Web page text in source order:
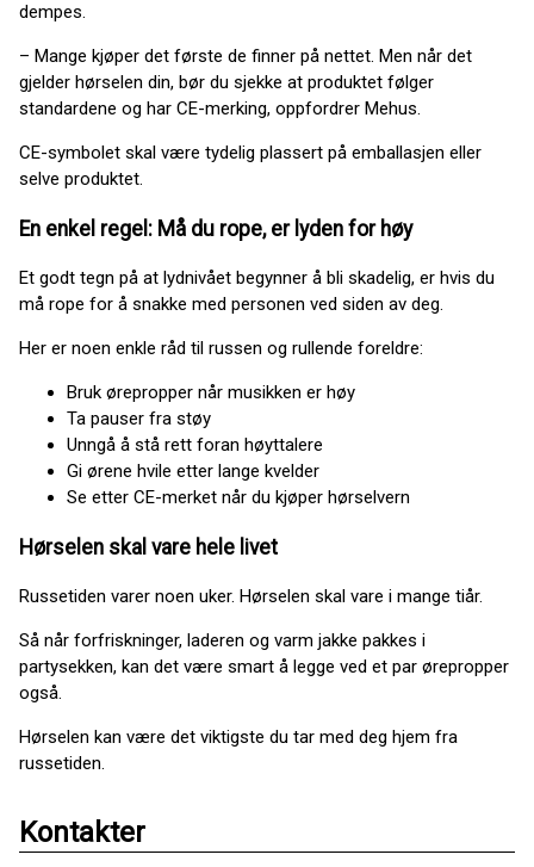
dempes.
– Mange kjøper det første de finner på nettet. Men når det
gjelder hørselen din, bør du sjekke at produktet følger
standardene og har CE-merking, oppfordrer Mehus.
CE-symbolet skal være tydelig plassert på emballasjen eller
selve produktet.
En enkel regel: Må du rope, er lyden for høy
Et godt tegn på at lydnivået begynner å bli skadelig, er hvis du
må rope for å snakke med personen ved siden av deg.
Her er noen enkle råd til russen og rullende foreldre:
Bruk ørepropper når musikken er høy
Ta pauser fra støy
Unngå å stå rett foran høyttalere
Gi ørene hvile etter lange kvelder
Se etter CE-merket når du kjøper hørselvern
Hørselen skal vare hele livet
Russetiden varer noen uker. Hørselen skal vare i mange tiår.
Så når forfriskninger, laderen og varm jakke pakkes i
partysekken, kan det være smart å legge ved et par ørepropper
også.
Hørselen kan være det viktigste du tar med deg hjem fra
russetiden.
Kontakter